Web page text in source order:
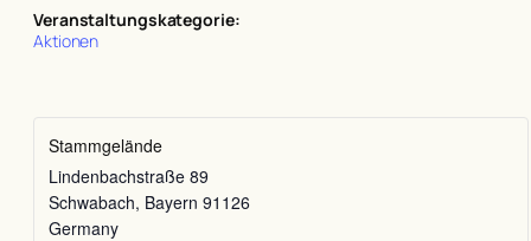
Veranstaltungskategorie:
Aktionen
Stammgelände
Lindenbachstraße 89
Schwabach, Bayern 91126
Germany